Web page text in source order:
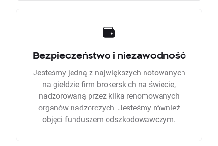
Bezpieczeństwo i niezawodność
Jesteśmy jedną z największych notowanych
na giełdzie firm brokerskich na świecie,
nadzorowaną przez kilka renomowanych
organów nadzorczych. Jesteśmy również
objęci funduszem odszkodowawczym.